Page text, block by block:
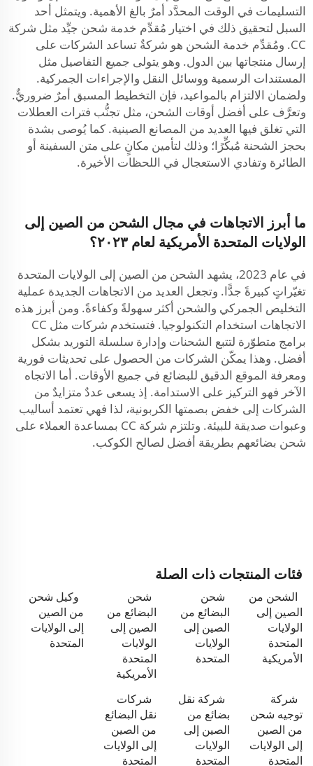
التسليمات في الوقت المحدَّد أمرٌ بالغ الأهمية. ويتمثل أحد
السبل لتحقيق ذلك في اختيار مُقدِّم خدمة شحن جيِّد مثل شركة
CC. ومُقدِّم خدمة الشحن هو شركةٌ تساعد الشركات على
إرسال منتجاتها بين الدول. وهو يتولى جميع التفاصيل مثل
المستندات الرسمية ووسائل النقل والإجراءات الجمركية.
ولضمان الالتزام بالمواعيد، فإن التخطيط المسبق أمرٌ ضروريٌّ.
وتعرَّف على أفضل أوقات الشحن، مثل تجنُّب فترات العطلات
التي تغلق فيها العديد من المصانع الصينية. كما يُوصى بشدة
بحجز الشحنة مُبكِّرًا؛ وذلك لتأمين مكانٍ على متن السفينة أو
الطائرة وتفادي الاستعجال في اللحظات الأخيرة.
ما أبرز الاتجاهات في مجال الشحن من الصين إلى
الولايات المتحدة الأمريكية لعام ٢٠٢٣؟
في عام 2023، يشهد الشحن من الصين إلى الولايات المتحدة
تغيّراتٍ كبيرةً جدًّا. وتجعل العديد من الاتجاهات الجديدة عملية
التخليص الجمركي والشحن أكثر سهولةً وكفاءةً. ومن أبرز هذه
الاتجاهات استخدام التكنولوجيا. فتستخدم شركات مثل CC
برامج متطوّرة لتتبع الشحنات وإدارة سلسلة التوريد بشكل
أفضل. وهذا يمكّن الشركات من الحصول على تحديثات فورية
ومعرفة الموقع الدقيق للبضائع في جميع الأوقات. أما الاتجاه
الآخر فهو التركيز على الاستدامة. إذ يسعى عددٌ متزايدٌ من
الشركات إلى خفض بصمتها الكربونية، لذا فهي تعتمد أساليب
وعبوات صديقة للبيئة. وتلتزم شركة CC بمساعدة العملاء على
شحن بضائعهم بطريقة أفضل لصالح الكوكب.
فئات المنتجات ذات الصلة
الشحن من
الصين إلى
الولايات
المتحدة
الأمريكية
شحن
البضائع من
الصين إلى
الولايات
المتحدة
شحن
البضائع من
الصين إلى
الولايات
المتحدة
الأمريكية
وكيل شحن
من الصين
إلى الولايات
المتحدة
شركة
توجيه شحن
من الصين
إلى الولايات
المتحدة
شركة نقل
بضائع من
الصين إلى
الولايات
المتحدة
شركات
نقل البضائع
من الصين
إلى الولايات
المتحدة